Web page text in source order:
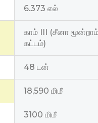
6.373 எல்
காம் III (சீனா
கட்டம்)
48 டன்
18,590 மிமீ
3100 மிமீ